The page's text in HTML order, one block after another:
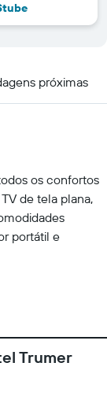
próximas
os confortos
de tela plana,
portátil e
Trumer